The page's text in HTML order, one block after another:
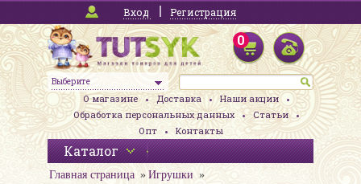
Вход Регистрация
Выберите
0
О магазине Доставка
Наши акции
Обработка персональных данных
Статьи
Опт
Контакты
Каталог
Главная страница
Игрушки